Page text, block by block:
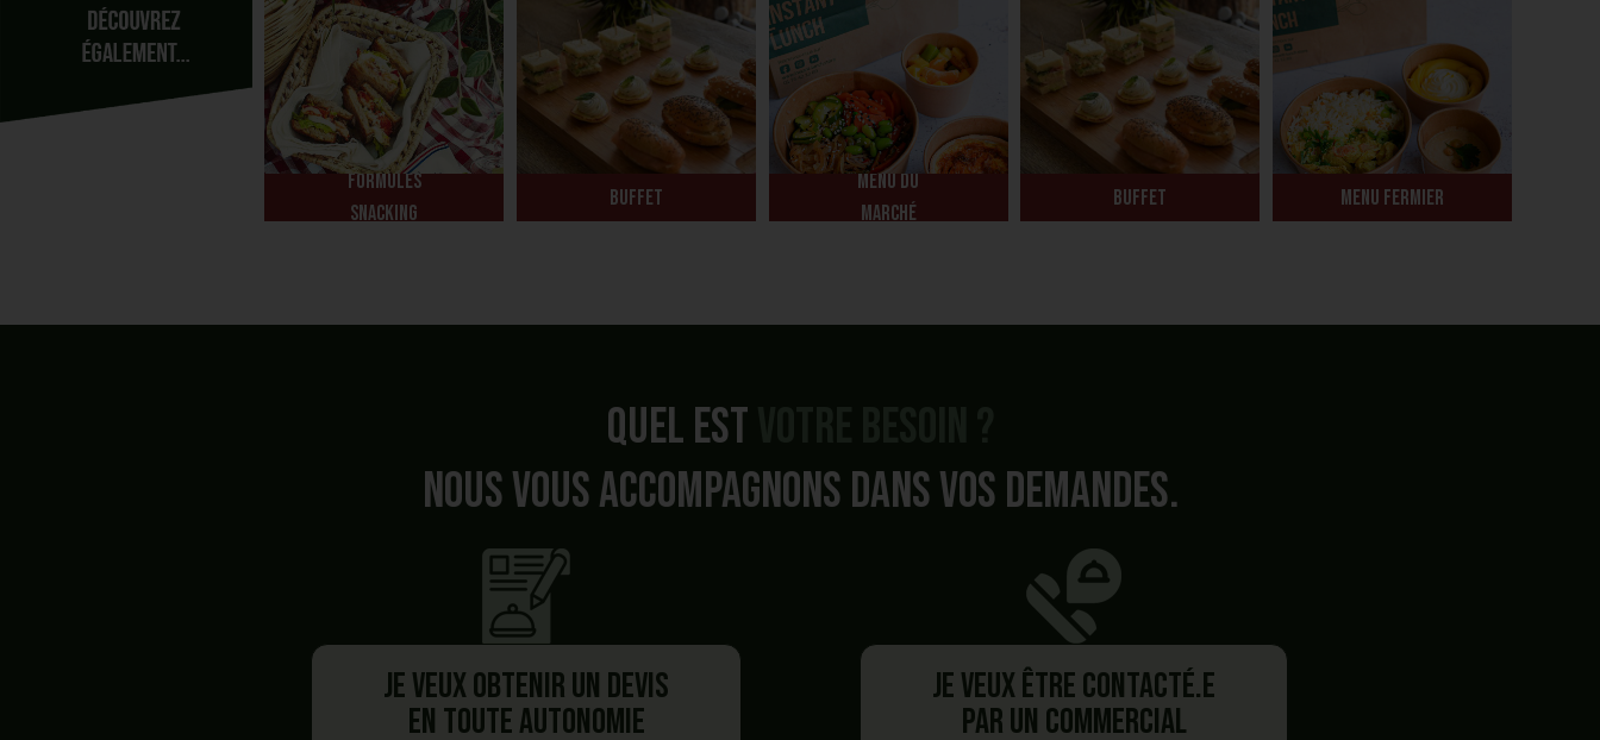
Formules
snacking
Buffet
Menu du
marché
Buffet Menu fermier
Quel est
Nous vous accompagnons dans vos demandes.
Je veux obtenir un devis
en toute autonomie
Je veux être contacté.e
par un commercial